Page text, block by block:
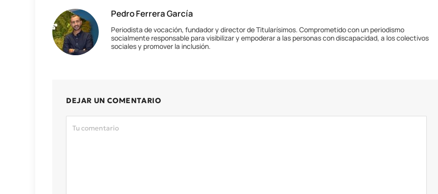
Pedro Ferrera García
Periodista de vocación, fundador y director de Titularísimos. Comprometido con un periodismo
socialmente responsable para visibilizar y empoderar a las personas con discapacidad, a los colectivos
sociales y promover la inclusión.
DEJAR UN COMENTARIO